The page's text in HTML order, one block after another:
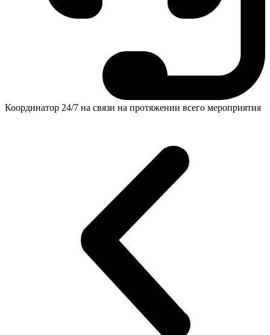
Координатор 24/7 на связи на протяжении всего мероприятия